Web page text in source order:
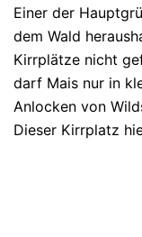
Einer der
dem Wald
Kirrplätze nicht
darf Mais nur in
Anlocken von
Dieser Kirrplatz